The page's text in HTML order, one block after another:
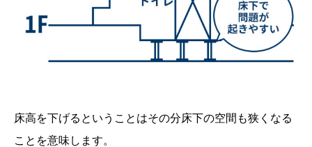
床高を下げるということはその分床下の空間も狭くなる
ことを意味します。